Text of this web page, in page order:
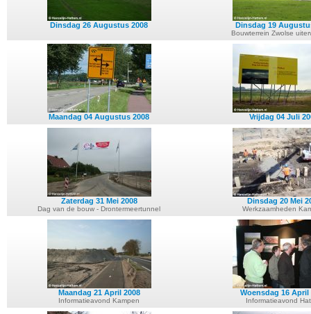
Dinsdag 26 Augustus 2008 Dinsdag 19
Bouwterrein Zwolse
Maandag 04 Augustus 2008 Vrijdag 04 Juli
Zaterdag 31 Mei 2008
Dag van de bouw - Drontermeertunnel
Dinsdag 20 Mei
Werkzaamheden
Maandag 21 April 2008
Informatieavond Kampen
Woensdag 16 April
Informatieavond